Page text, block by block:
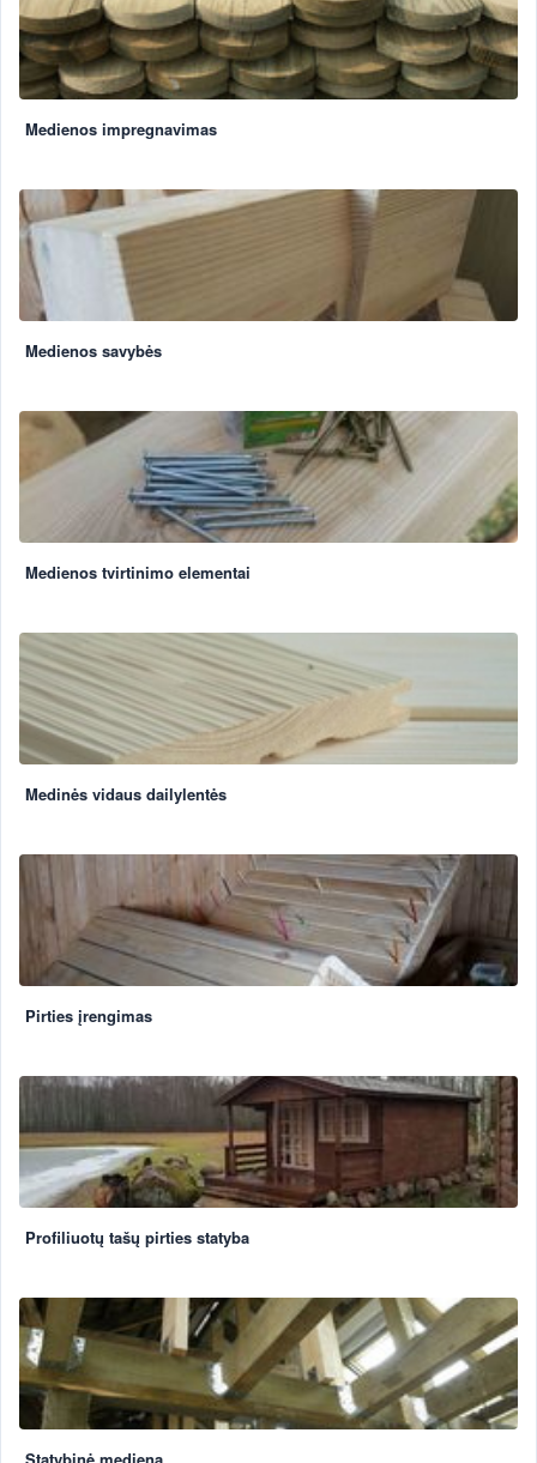
Medienos impregnavimas
Medienos savybės
Medienos tvirtinimo elementai
Medinės vidaus dailylentės
Pirties įrengimas
Profiliuotų tašų pirties statyba